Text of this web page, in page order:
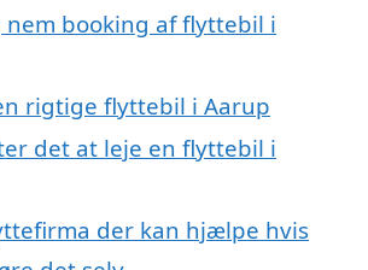
booking af flyttebil i
rigtige flyttebil i Aarup
det at leje en flyttebil i
der kan hjælpe hvis